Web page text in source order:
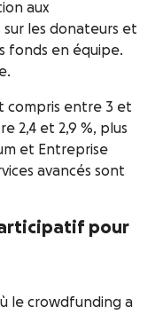
aux
les donateurs et
fonds en équipe.
compris entre 3 et
2,4 et 2,9 %, plus
et Entreprise
avancés sont
pour
le crowdfunding a